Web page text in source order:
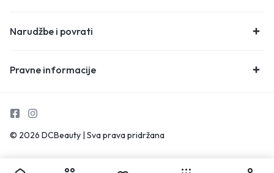
Narudžbe i povrati
Pravne informacije
© 2026 DCBeauty | Sva prava pridržana